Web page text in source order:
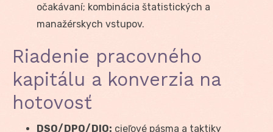
očakávaní; kombinácia štatistických a
manažérskych vstupov.
Riadenie pracovného
kapitálu a konverzia na
hotovosť
DSO/DPO/DIO: cieľové pásma a taktiky